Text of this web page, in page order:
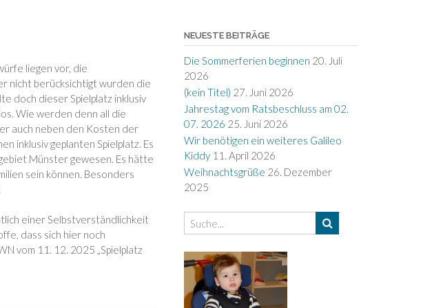
liegen vor, die
nicht berücksichtigt wurden die
doch dieser Spielplatz inklusiv
Wie werden denn all die
auch neben den Kosten der
inklusiv geplanten Spielplatz. Es
Münster gewesen. Es hätte
sein können. Besonders
einer Selbstverständlichkeit
dass sich hier noch
vom 11. 12. 2025 „Spielplatz
NEUESTE BEITRÄGE
Die Sommerferien beginnen 20. Juli
2026
(kein Titel) 27. Juni 2026
Jahrestag vom Ratsbeschluss am 02.
07. 2026 25. Juni 2026
Wir benötigen ein weiteres Galileo
Kiddy 11. April 2026
Weihnachtsgrüße 26. Dezember
2025